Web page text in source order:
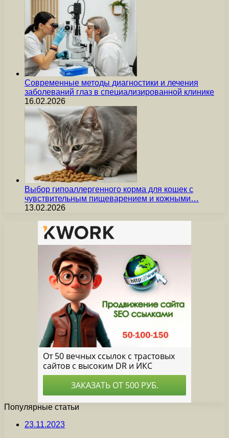
Современные методы диагностики и лечения
заболеваний глаз в специализированной клинике
16.02.2026
Выбор гипоаллергенного корма для кошек с
чувствительным пищеварением и кожными…
13.02.2026
Популярные статьи
23.11.2023